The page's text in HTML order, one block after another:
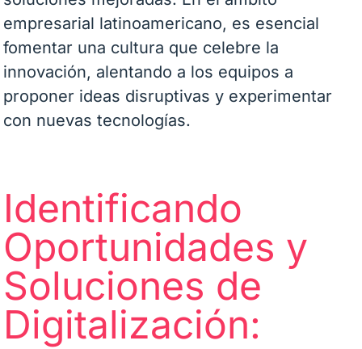
empresarial latinoamericano, es esencial
fomentar una cultura que celebre la
innovación, alentando a los equipos a
proponer ideas disruptivas y experimentar
con nuevas tecnologías.
Identificando
Oportunidades y
Soluciones de
Digitalización: